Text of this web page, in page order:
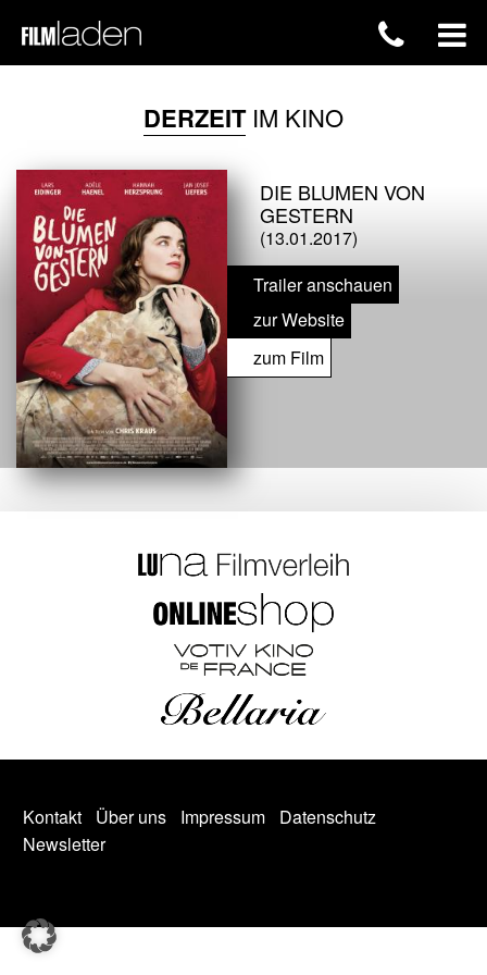
DERZEITIM KINO
DIE BLUMEN VON
GESTERN
(13.01.2017)
Trailer anschauen
zur Website
zum Film
Kontakt Über uns Impressum
Datenschutz
Newsletter